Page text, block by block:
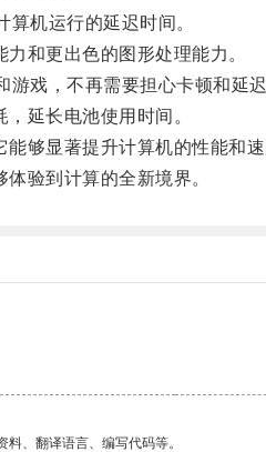
机运行的延迟时间。
和更出色的图形处理能力。
戏，不再需要担心卡顿和延迟
延长电池使用时间。
显著提升计算机的性能和速
验到计算的全新境界。
、翻译语言、编写代码等。